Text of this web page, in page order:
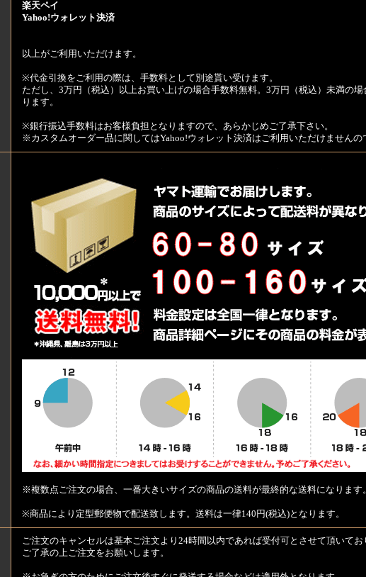
楽天ペイ
Yahoo!ウォレット決済
以上がご利用いただけます。
※代金引換をご利用の際は、手数料として別途貰い受けます。
ただし、3万円（税込）以上お買い上げの場合手数料無料。3万円（税込）未満の
ります。
※銀行振込手数料はお客様負担となりますので、あらかじめご了承下さい。
※カスタムオーダー品に関してはYahoo!ウォレット決済はご利用いただけませんの
※複数点ご注文の場合、一番大きいサイズの商品の送料が最終的な送料になります。
※商品により定型郵便物で配送致します。送料は一律140円(税込)となります。
ご注文のキャンセルは基本ご注文より24時間以内であれば受付可とさせて頂いてお
ご了承の上ご注文をお願いします。